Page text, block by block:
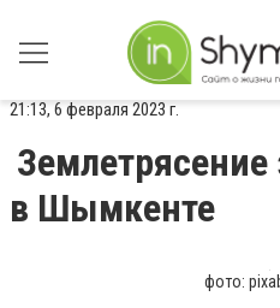
21:13, 6 февраля 2023 г.
в Шымкенте
фото: